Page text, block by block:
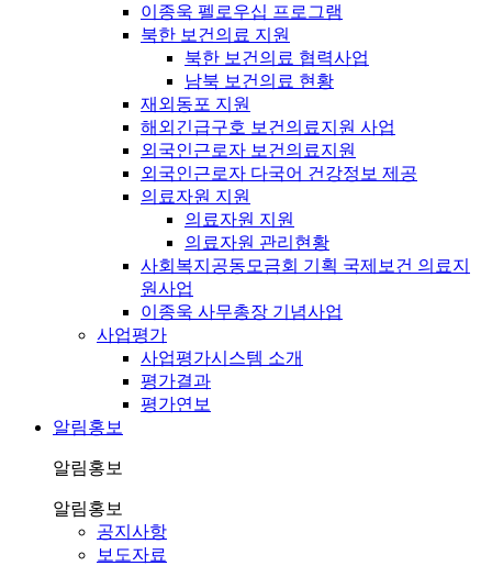
이종욱 펠로우십 프로그램
북한 보건의료 지원
북한 보건의료 협력사업
남북 보건의료 현황
재외동포 지원
해외긴급구호 보건의료지원 사업
외국인근로자 보건의료지원
외국인근로자 다국어 건강정보 제공
의료자원 지원
의료자원 지원
의료자원 관리현황
사회복지공동모금회 기획 국제보건 의료지
원사업
이종욱 사무총장 기념사업
사업평가
사업평가시스템 소개
평가결과
평가연보
알림홍보
알림홍보
알림홍보
공지사항
보도자료